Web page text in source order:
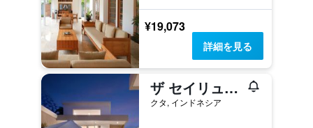
¥19,073
詳細を見る
ザ セイリュウ ヴィラズ
クタ, インドネシア